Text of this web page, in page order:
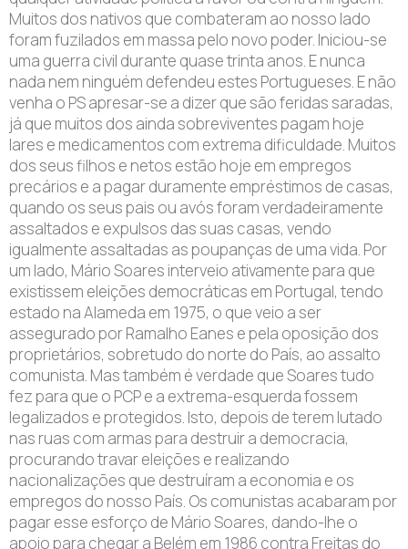
Muitos dos nativos que combateram ao nosso lado
foram fuzilados em massa pelo novo poder. Iniciou-se
uma guerra civil durante quase trinta anos. E nunca
nada nem ninguém defendeu estes Portugueses. E não
venha o PS apresar-se a dizer que são feridas saradas,
já que muitos dos ainda sobreviventes pagam hoje
lares e medicamentos com extrema dificuldade. Muitos
dos seus filhos e netos estão hoje em empregos
precários e a pagar duramente empréstimos de casas,
quando os seus pais ou avós foram verdadeiramente
assaltados e expulsos das suas casas, vendo
igualmente assaltadas as poupanças de uma vida. Por
um lado, Mário Soares interveio ativamente para que
existissem eleições democráticas em Portugal, tendo
estado na Alameda em 1975, o que veio a ser
assegurado por Ramalho Eanes e pela oposição dos
proprietários, sobretudo do norte do País, ao assalto
comunista. Mas também é verdade que Soares tudo
fez para que o PCP e a extrema-esquerda fossem
legalizados e protegidos. Isto, depois de terem lutado
nas ruas com armas para destruir a democracia,
procurando travar eleições e realizando
nacionalizações que destruíram a economia e os
empregos do nosso País. Os comunistas acabaram por
pagar esse esforço de Mário Soares, dando-lhe o
apoio para chegar a Belém em 1986 contra Freitas do